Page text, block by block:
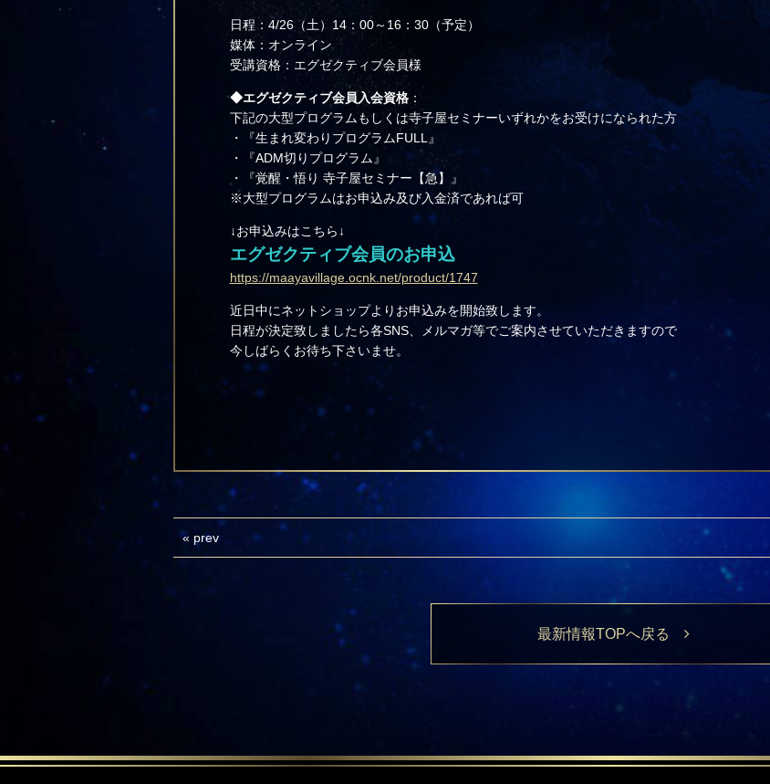
日程：4/26（土）14：00～16：30（予定）
媒体：オンライン
受講資格：エグゼクティブ会員様
◆エグゼクティブ会員入会資格：
下記の大型プログラムもしくは寺子屋セミナーいずれかをお受けになられた方
・『生まれ変わりプログラムFULL』
・『ADM切りプログラム』
・『覚醒・悟り 寺子屋セミナー【急】』
※大型プログラムはお申込み及び入金済であれば可
↓お申込みはこちら↓
エグゼクティブ会員のお申込
https://maayavillage.ocnk.net/product/1747
近日中にネットショップよりお申込みを開始致します。
日程が決定致しましたら各SNS、メルマガ等でご案内させていただきますので
今しばらくお待ち下さいませ。
« prev
最新情報TOPへ戻る